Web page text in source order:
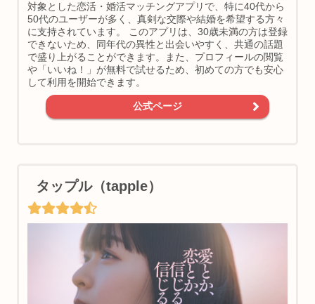
対象とした恋活・婚活マッチングアプリで、特に40代から
50代のユーザーが多く、真剣な交際や結婚を希望する方々
に支持されています。 このアプリは、30歳未満の方は登録
できないため、同年代の異性と出会いやすく、共通の話題
で盛り上がることができます。また、プロフィールの閲覧
や「いいね！」が無料で試せるため、初めての方でも安心
して利用を開始できます。
公式ページ
タップル（tapple）